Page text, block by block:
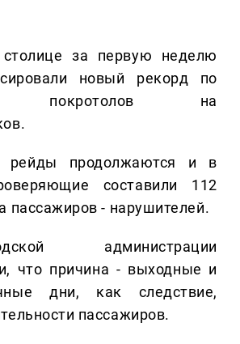
за первую неделю
новый рекорд по
покротолов на
рейды продолжаются и в
составили 112
пассажиров - нарушителей.
администрации
что причина - выходные и
дни, как следствие,
пассажиров.